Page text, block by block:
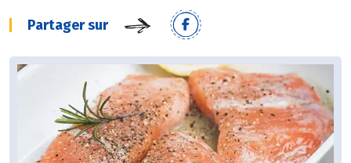
Partager sur